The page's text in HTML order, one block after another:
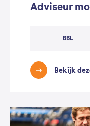
Adviseur
BBL
Bekijk